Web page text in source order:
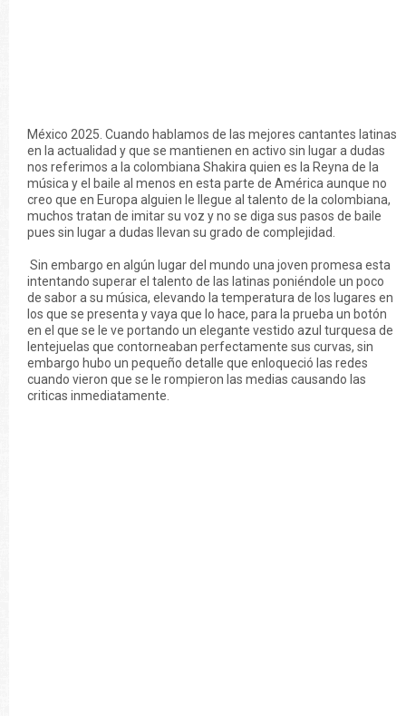
México 2025. Cuando hablamos de las mejores cantantes latinas
en la actualidad y que se mantienen en activo sin lugar a dudas
nos referimos a la colombiana Shakira quien es la Reyna de la
música y el baile al menos en esta parte de América aunque no
creo que en Europa alguien le llegue al talento de la colombiana,
muchos tratan de imitar su voz y no se diga sus pasos de baile
pues sin lugar a dudas llevan su grado de complejidad.
Sin embargo en algún lugar del mundo una joven promesa esta
intentando superar el talento de las latinas poniéndole un poco
de sabor a su música, elevando la temperatura de los lugares en
los que se presenta y vaya que lo hace, para la prueba un botón
en el que se le ve portando un elegante vestido azul turquesa de
lentejuelas que contorneaban perfectamente sus curvas, sin
embargo hubo un pequeño detalle que enloqueció las redes
cuando vieron que se le rompieron las medias causando las
criticas inmediatamente.